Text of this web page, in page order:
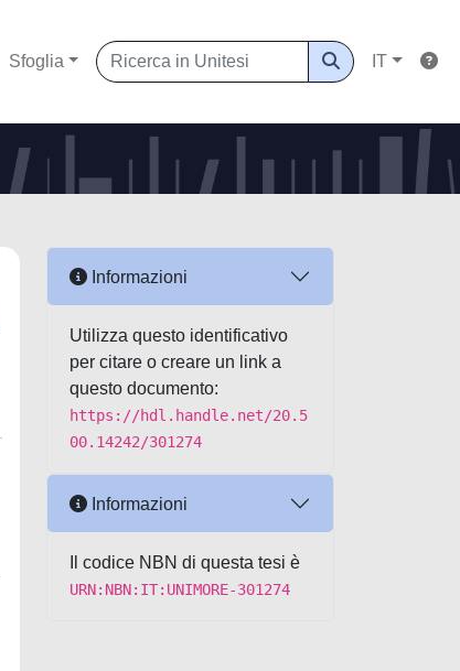
Sfoglia IT
Informazioni
Utilizza questo identificativo
per citare o creare un link a
questo documento:
https://hdl.handle.net/20.5
00.14242/301274
Informazioni
Il codice NBN di questa tesi è
URN:NBN:IT:UNIMORE-301274